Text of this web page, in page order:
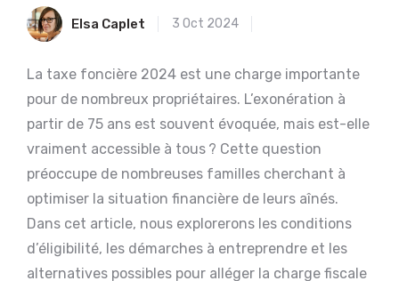
Elsa Caplet 3 Oct 2024
La taxe foncière 2024 est une charge importante
pour de nombreux propriétaires. L’exonération à
partir de 75 ans est souvent évoquée, mais est-elle
vraiment accessible à tous ? Cette question
préoccupe de nombreuses familles cherchant à
optimiser la situation financière de leurs aînés.
Dans cet article, nous explorerons les conditions
d’éligibilité, les démarches à entreprendre et les
alternatives possibles pour alléger la charge fiscale